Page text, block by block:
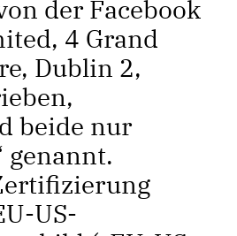
der Facebook
4 Grand
Dublin 2,
beide nur
genannt.
US-